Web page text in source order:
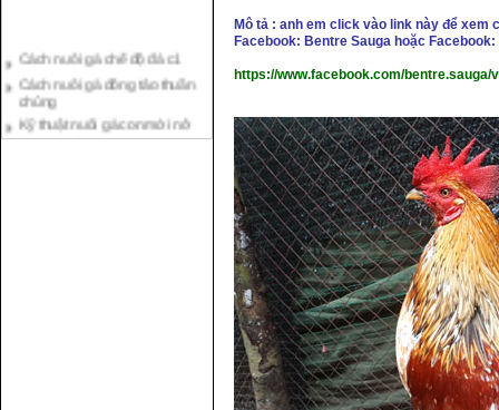
Cách nuôi gà đông tảo thuần
chủng
Kỹ thuật nuôi gà con mới nở
Hướng dẫn nuôi gà đá
Mô tả : anh em click vào link này để
Facebook: Bentre Sauga hoặc Facebook:
https://www.facebook.com/bentre.sauga/